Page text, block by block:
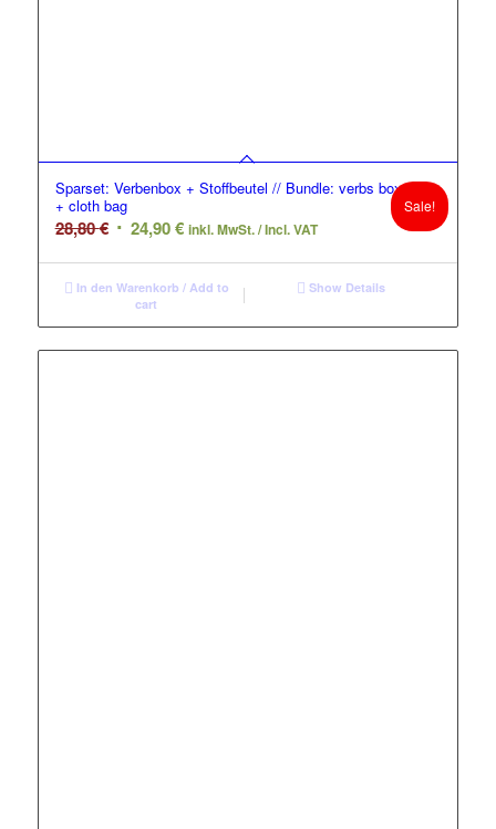
Sparset: Verbenbox + Stoffbeutel // Bundle: verbs box
+ cloth bag
28,80€ Original
was:
28,80 €.
24,90€Current
is:
inkl. MwSt. / Incl. VAT
Sale!
In den Warenkorb / Add to
cart
Show Details